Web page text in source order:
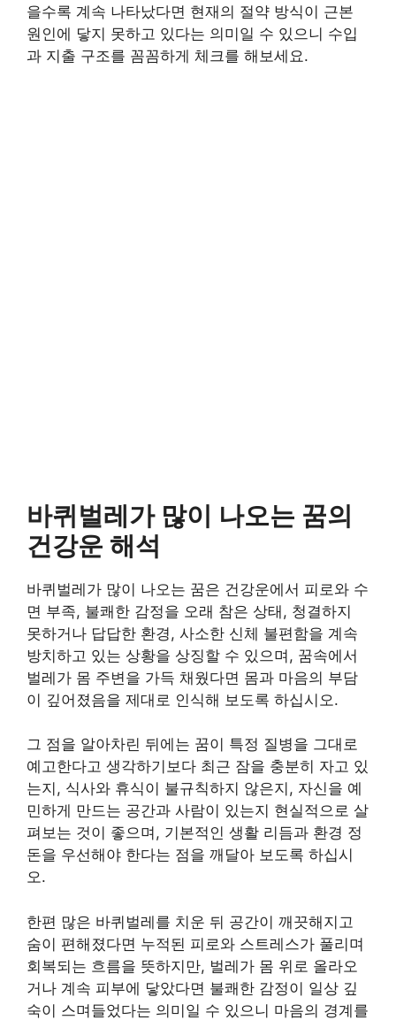
을수록 계속 나타났다면 현재의 절약 방식이 근본
원인에 닿지 못하고 있다는 의미일 수 있으니 수입
과 지출 구조를 꼼꼼하게 체크를 해보세요.
바퀴벌레가 많이 나오는 꿈의
건강운 해석
바퀴벌레가 많이 나오는 꿈은 건강운에서 피로와 수
면 부족, 불쾌한 감정을 오래 참은 상태, 청결하지
못하거나 답답한 환경, 사소한 신체 불편함을 계속
방치하고 있는 상황을 상징할 수 있으며, 꿈속에서
벌레가 몸 주변을 가득 채웠다면 몸과 마음의 부담
이 깊어졌음을 제대로 인식해 보도록 하십시오.
그 점을 알아차린 뒤에는 꿈이 특정 질병을 그대로
예고한다고 생각하기보다 최근 잠을 충분히 자고 있
는지, 식사와 휴식이 불규칙하지 않은지, 자신을 예
민하게 만드는 공간과 사람이 있는지 현실적으로 살
펴보는 것이 좋으며, 기본적인 생활 리듬과 환경 정
돈을 우선해야 한다는 점을 깨달아 보도록 하십시
오.
한편 많은 바퀴벌레를 치운 뒤 공간이 깨끗해지고
숨이 편해졌다면 누적된 피로와 스트레스가 풀리며
회복되는 흐름을 뜻하지만, 벌레가 몸 위로 올라오
거나 계속 피부에 닿았다면 불쾌한 감정이 일상 깊
숙이 스며들었다는 의미일 수 있으니 마음의 경계를